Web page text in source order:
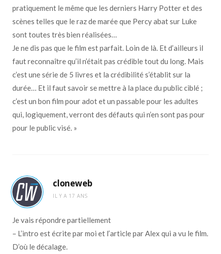
pratiquement le même que les derniers Harry Potter et des
scènes telles que le raz de marée que Percy abat sur Luke
sont toutes très bien réalisées…
Je ne dis pas que le film est parfait. Loin de là. Et d’ailleurs il
faut reconnaître qu’il n’était pas crédible tout du long. Mais
c’est une série de 5 livres et la crédibilité s’établit sur la
durée… Et il faut savoir se mettre à la place du public ciblé ;
c’est un bon film pour adot et un passable pour les adultes
qui, logiquement, verront des défauts qui n’en sont pas pour
pour le public visé. »
cloneweb
IL Y A 17 ANS
Je vais répondre partiellement
– L’intro est écrite par moi et l’article par Alex qui a vu le film.
D’où le décalage.